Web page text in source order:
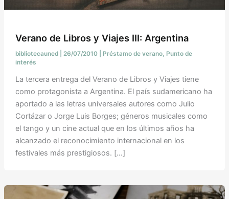
Verano de Libros y Viajes III: Argentina
bibliotecauned 26/07/2010 Préstamo de verano, Punto de
interés
La tercera entrega del Verano de Libros y Viajes tiene
como protagonista a Argentina. El país sudamericano ha
aportado a las letras universales autores como Julio
Cortázar o Jorge Luis Borges; géneros musicales como
el tango y un cine actual que en los últimos años ha
alcanzado el reconocimiento internacional en los
festivales más prestigiosos. […]